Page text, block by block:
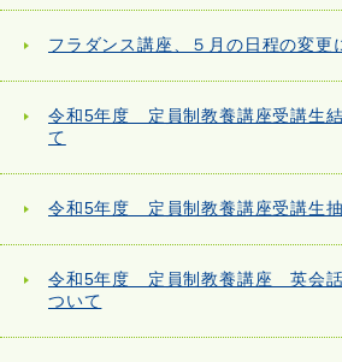
フラダンス講座、５月の日程の変更
令和5年度 定員制教養講座受講生
て
令和5年度 定員制教養講座受講生
令和5年度 定員制教養講座 英会話
ついて